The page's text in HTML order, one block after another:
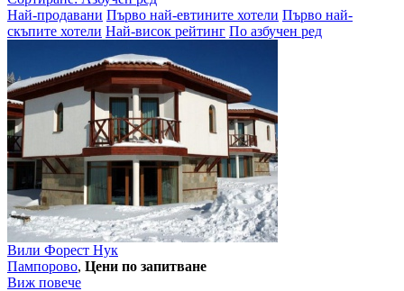
Най-продавани Първо най-евтините хотели Първо най-
скъпите хотели Най-висок рейтинг По азбучен ред
Вили Форест Нук
Пампорово, Цени по запитване
Виж повече